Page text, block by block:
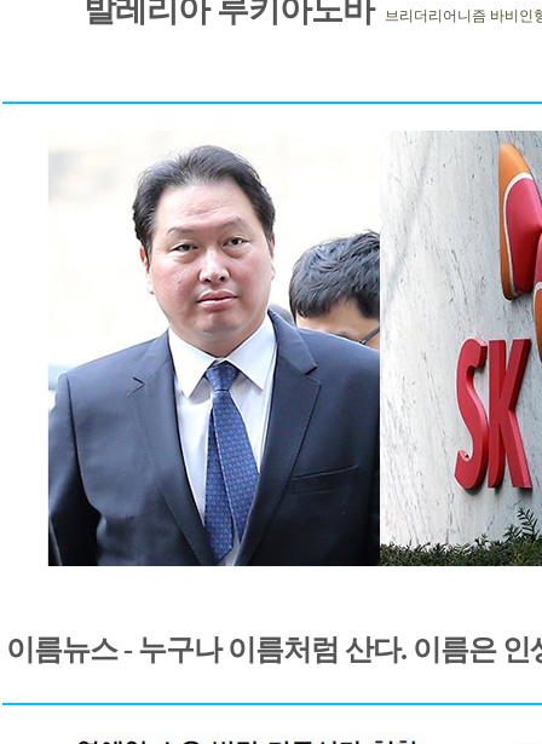
발레리아 루키아노바 브리더리어니즘 바비인
이름뉴스 - 누구나 이름처럼 산다. 이름은 인